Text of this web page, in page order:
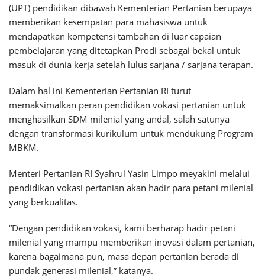
(UPT) pendidikan dibawah Kementerian Pertanian berupaya
memberikan kesempatan para mahasiswa untuk
mendapatkan kompetensi tambahan di luar capaian
pembelajaran yang ditetapkan Prodi sebagai bekal untuk
masuk di dunia kerja setelah lulus sarjana / sarjana terapan.
Dalam hal ini Kementerian Pertanian RI turut
memaksimalkan peran pendidikan vokasi pertanian untuk
menghasilkan SDM milenial yang andal, salah satunya
dengan transformasi kurikulum untuk mendukung Program
MBKM.
Menteri Pertanian RI Syahrul Yasin Limpo meyakini melalui
pendidikan vokasi pertanian akan hadir para petani milenial
yang berkualitas.
“Dengan pendidikan vokasi, kami berharap hadir petani
milenial yang mampu memberikan inovasi dalam pertanian,
karena bagaimana pun, masa depan pertanian berada di
pundak generasi milenial,” katanya.